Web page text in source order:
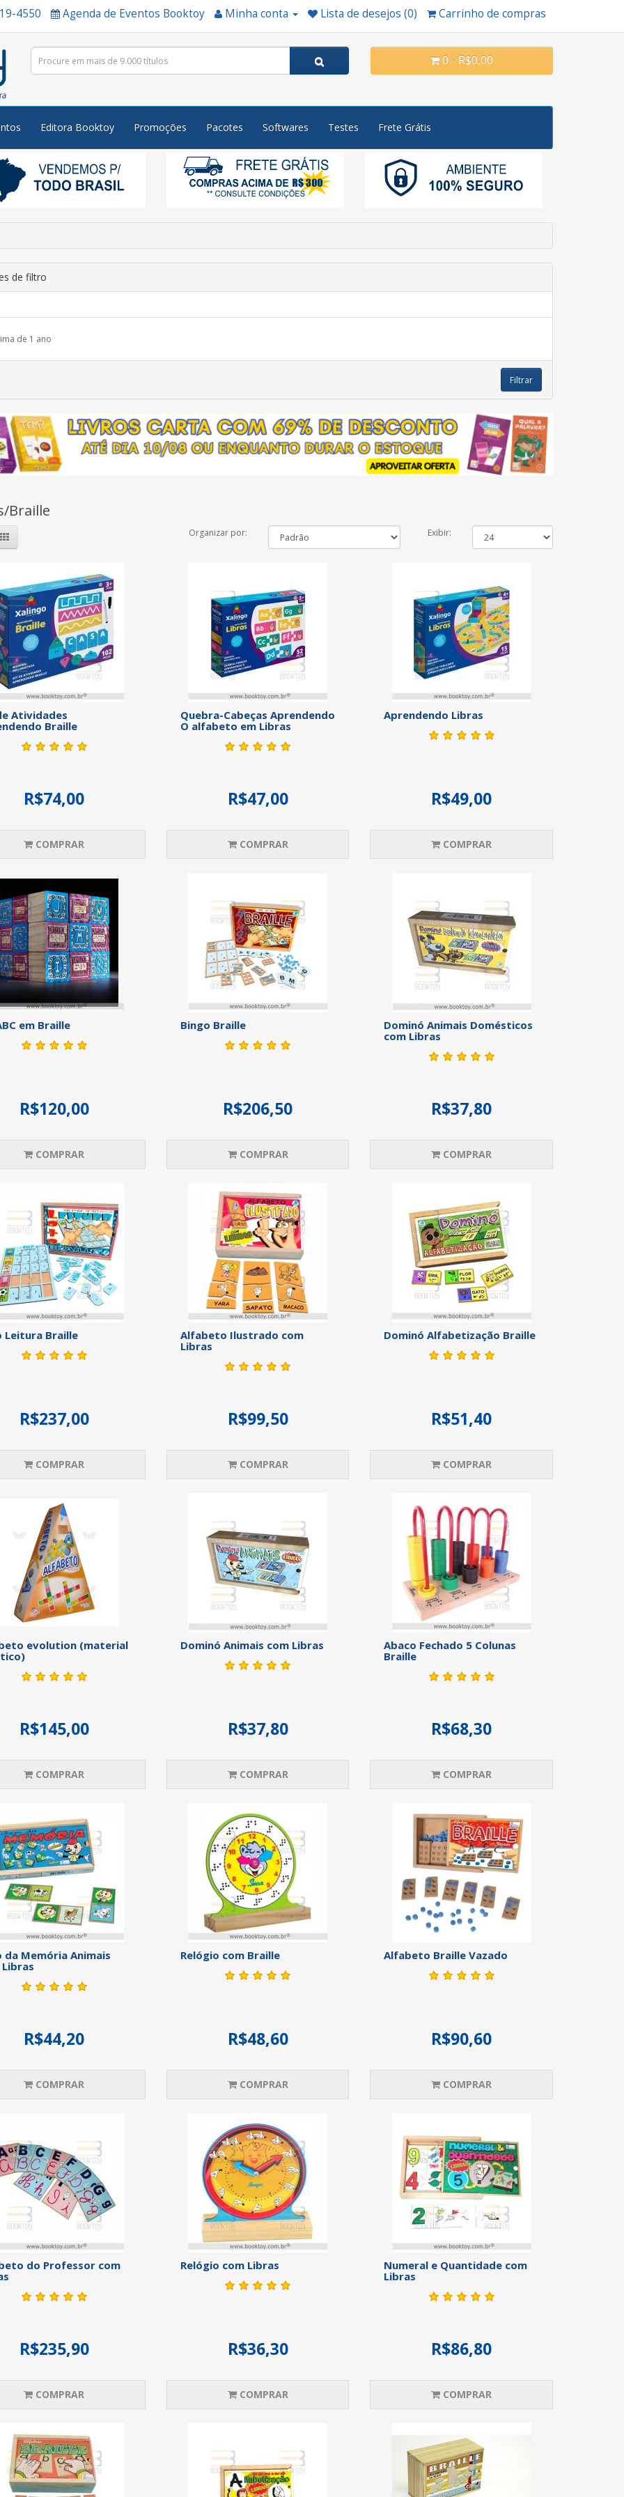
4550 Agenda de Eventos Booktoy Minha conta Lista de desejos (0) Carrinho de compras
0 - R$0,00
Editora Booktoy Promoções Pacotes Softwares Testes Frete Grátis
de filtro
de 1 ano
Filtrar
Braille
Organizar por: Exibir:
Atividades
Braille
R$74,00
COMPRAR
Quebra-Cabeças Aprendendo
O alfabeto em Libras
R$47,00
COMPRAR
Aprendendo Libras
R$49,00
COMPRAR
em Braille
R$120,00
COMPRAR
Bingo Braille
R$206,50
COMPRAR
Dominó Animais Domésticos
com Libras
R$37,80
COMPRAR
Leitura Braille
R$237,00
COMPRAR
Alfabeto Ilustrado com
Libras
R$99,50
COMPRAR
Dominó Alfabetização Braille
R$51,40
COMPRAR
evolution (material
R$145,00
COMPRAR
Dominó Animais com Libras
R$37,80
COMPRAR
Abaco Fechado 5 Colunas
Braille
R$68,30
COMPRAR
da Memória Animais
R$44,20
COMPRAR
Relógio com Braille
R$48,60
COMPRAR
Alfabeto Braille Vazado
R$90,60
COMPRAR
do Professor com
R$235,90
COMPRAR
Relógio com Libras
R$36,30
COMPRAR
Numeral e Quantidade com
Libras
R$86,80
COMPRAR